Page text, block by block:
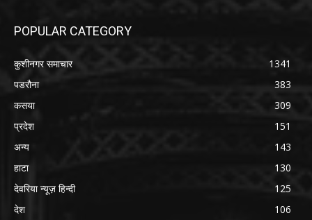
POPULAR CATEGORY
कुशीनगर समाचार
1341
पडरौना
383
कसया
309
प्रदेश
151
अन्य
143
हाटा
130
देवरिया न्यूज़ हिन्दी
125
देश
106